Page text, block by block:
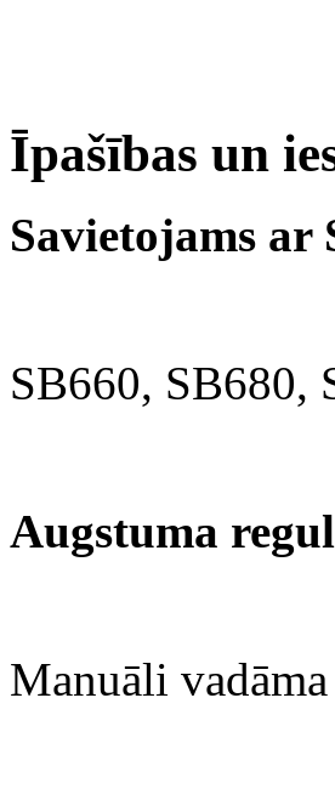
Īpašības un
Savietojams
SB660, SB680,
Augstuma
Manuāli